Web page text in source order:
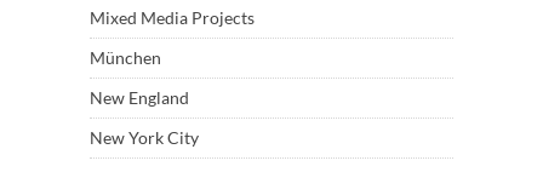
Mixed Media Projects
München
New England
New York City